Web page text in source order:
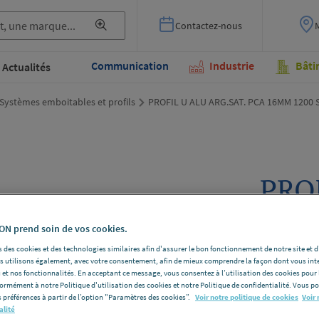
Contactez-nous
Actualités Communication Industrie
Systèmes emboitables et profils PROFIL U ALU ARG.SAT. PCA 16MM 1200
SODIPAC
SODIPAC
prend soin de vos cookies.
des cookies et des technologies similaires afin d'assurer le bon fonctionnement de notre site et
utilisons également, avec votre consentement, afin de mieux comprendre la façon dont vous
nos fonctionnalités. En acceptant ce message, vous consentez à l’utilisation des cookies pour
à notre Politique d'utilisation des cookies et notre Politique de confidentialité. Vous
à partir de l’option "Paramètres des cookies”.
Voir notre politique de cookies Voir